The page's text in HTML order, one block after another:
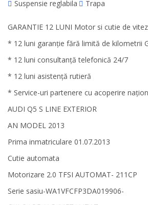
Suspensie reglabila
Trapa
GARANTIE 12 LUNI Motor si cutie de
* 12 luni garanție fără limită de kilometrii
* 12 luni consultanță telefonică 24/7
* 12 luni asistență rutieră
* Service-uri partenere cu acoperire
AUDI Q5 S LINE EXTERIOR
AN MODEL 2013
Prima inmatriculare 01.07.2013
Cutie automata
Motorizare 2.0 TFSI AUTOMAT- 211CP
Serie sasiu-WA1VFCFP3DA019906-